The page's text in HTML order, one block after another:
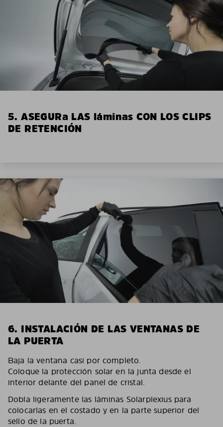
5. ASEGURa LAS láminas CON LOS CLIPS
DE RETENCIÓN
6. INSTALACIÓN DE LAS VENTANAS DE
LA PUERTA
Baja la ventana casi por completo.
Coloque la protección solar en la junta desde el
interior delante del panel de cristal.
Dobla ligeramente las láminas Solarplexius para
colocarlas en el costado y en la parte superior del
sello de la puerta.